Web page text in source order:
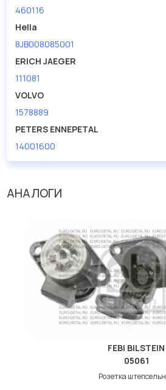
460116
Hella
8JB008085001
ERICH JAEGER
111081
VOLVO
1578889
PETERS ENNEPETAL
14001600
АНАЛОГИ
FEBI BILSTEIN
05061
Розетка